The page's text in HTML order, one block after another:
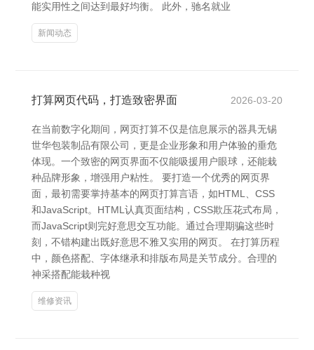
能实用性之间达到最好均衡。 此外，驰名就业
新闻动态
打算网页代码，打造致密界面 2026-03-20
在当前数字化期间，网页打算不仅是信息展示的器具无锡
世华包装制品有限公司，更是企业形象和用户体验的垂危
体现。一个致密的网页界面不仅能吸援用户眼球，还能栽
种品牌形象，增强用户粘性。 要打造一个优秀的网页界
面，最初需要掌持基本的网页打算言语，如HTML、CSS
和JavaScript。HTML认真页面结构，CSS欺压花式布局，
而JavaScript则完好意思交互功能。通过合理期骗这些时
刻，不错构建出既好意思不雅又实用的网页。 在打算历程
中，颜色搭配、字体继承和排版布局是关节成分。合理的
神采搭配能栽种视
维修资讯